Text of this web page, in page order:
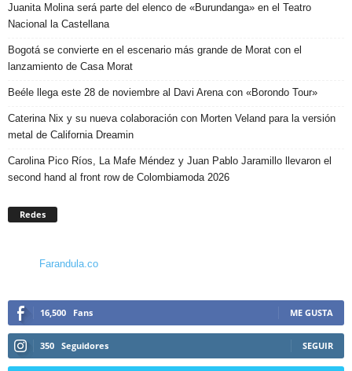
Juanita Molina será parte del elenco de «Burundanga» en el Teatro
Nacional la Castellana
Bogotá se convierte en el escenario más grande de Morat con el
lanzamiento de Casa Morat
Beéle llega este 28 de noviembre al Davi Arena con «Borondo Tour»
Caterina Nix y su nueva colaboración con Morten Veland para la versión
metal de California Dreamin
Carolina Pico Ríos, La Mafe Méndez y Juan Pablo Jaramillo llevaron el
second hand al front row de Colombiamoda 2026
Redes
Farandula.co
16,500 Fans ME GUSTA
350 Seguidores SEGUIR